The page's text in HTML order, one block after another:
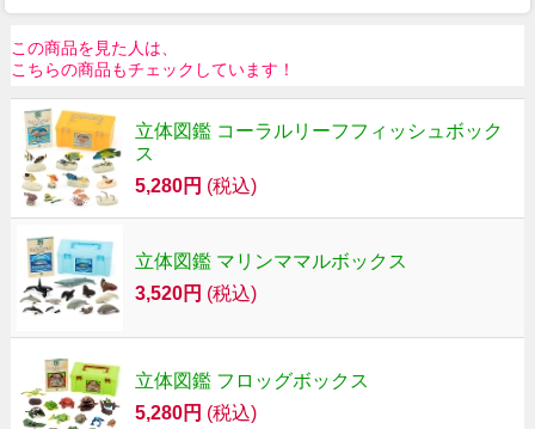
この商品を見た人は、
こちらの商品もチェックしています！
立体図鑑 コーラルリーフフィッシュボック
ス
5,280円 (税込)
立体図鑑 マリンママルボックス
3,520円 (税込)
立体図鑑 フロッグボックス
5,280円 (税込)